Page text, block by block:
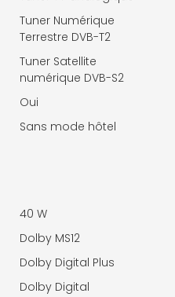
Tuner Numérique
Terrestre DVB-T2
Tuner Satellite
numérique DVB-S2
Oui
Sans mode hôtel
40 W
Dolby MS12
Dolby Digital Plus
Dolby Digital